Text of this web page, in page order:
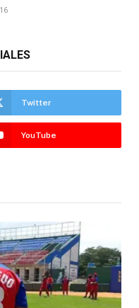
16
Twitter
YouTube